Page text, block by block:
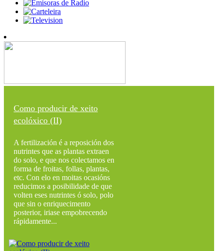
Como producir de xeito
ecolóxico (II)
A fertilización é a reposición dos
nutrintes que as plantas extraen
do solo, e que nos colectamos en
forma de froitas, follas, plantas,
etc. Con elo en moitas ocasións
reducimos a posibilidade de que
volten eses nutrintes ó solo, polo
que sin o enriquecimento
posterior, iriase empobrecendo
rápidamente...